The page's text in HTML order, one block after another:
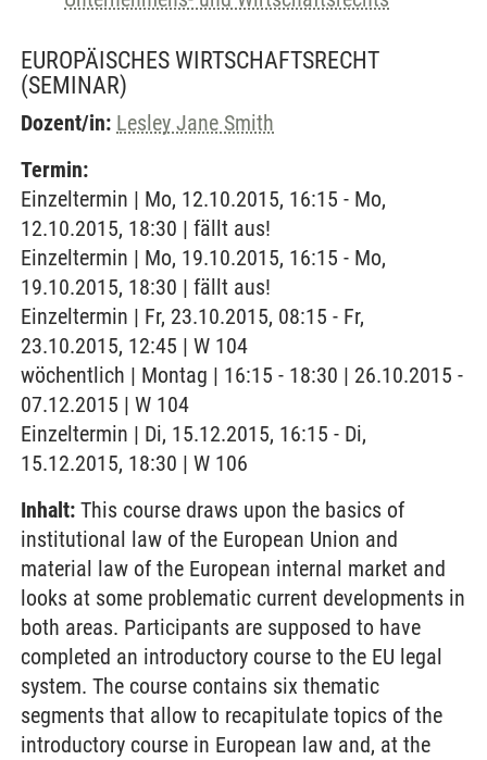
EUROPÄISCHES WIRTSCHAFTSRECHT
(SEMINAR)
Dozent/in: Lesley Jane Smith
Termin:
Einzeltermin | Mo, 12.10.2015, 16:15 - Mo,
12.10.2015, 18:30 | fällt aus!
Einzeltermin | Mo, 19.10.2015, 16:15 - Mo,
19.10.2015, 18:30 | fällt aus!
Einzeltermin | Fr, 23.10.2015, 08:15 - Fr,
23.10.2015, 12:45 | W 104
wöchentlich | Montag | 16:15 - 18:30 | 26.10.2015 -
07.12.2015 | W 104
Einzeltermin | Di, 15.12.2015, 16:15 - Di,
15.12.2015, 18:30 | W 106
Inhalt: This course draws upon the basics of
institutional law of the European Union and
material law of the European internal market and
looks at some problematic current developments in
both areas. Participants are supposed to have
completed an introductory course to the EU legal
system. The course contains six thematic
segments that allow to recapitulate topics of the
introductory course in European law and, at the